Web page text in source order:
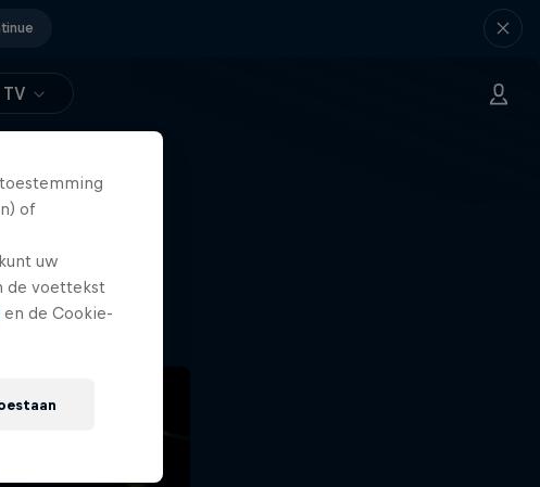
net
of
uw
de voettekst
en de Cookie-